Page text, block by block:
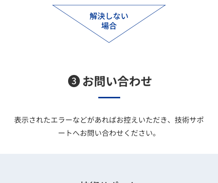
解決しない
場合
3 お問い合わせ
表示されたエラーなどがあればお控えいただき、技術サポ
ートへお問い合わせください。